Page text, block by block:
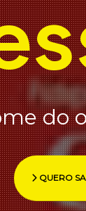
do
QUERO